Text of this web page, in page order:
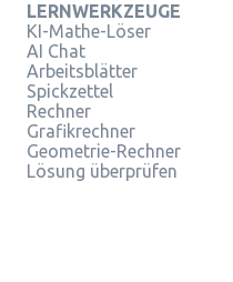
LERNWERKZEUGE
KI-Mathe-Löser
AI Chat
Arbeitsblätter
Spickzettel
Rechner
Grafikrechner
Geometrie-Rechner
Lösung überprüfen